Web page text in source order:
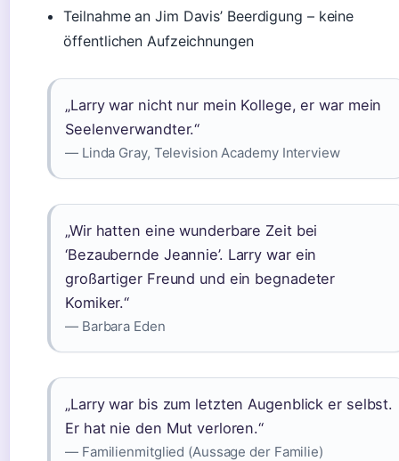
Teilnahme an Jim Davis’ Beerdigung – keine
öffentlichen Aufzeichnungen
„Larry war nicht nur mein Kollege, er war mein
Seelenverwandter.“
— Linda Gray, Television Academy Interview
„Wir hatten eine wunderbare Zeit bei
‘Bezaubernde Jeannie’. Larry war ein
großartiger Freund und ein begnadeter
Komiker.“
— Barbara Eden
„Larry war bis zum letzten Augenblick er selbst.
Er hat nie den Mut verloren.“
— Familienmitglied (Aussage der Familie)